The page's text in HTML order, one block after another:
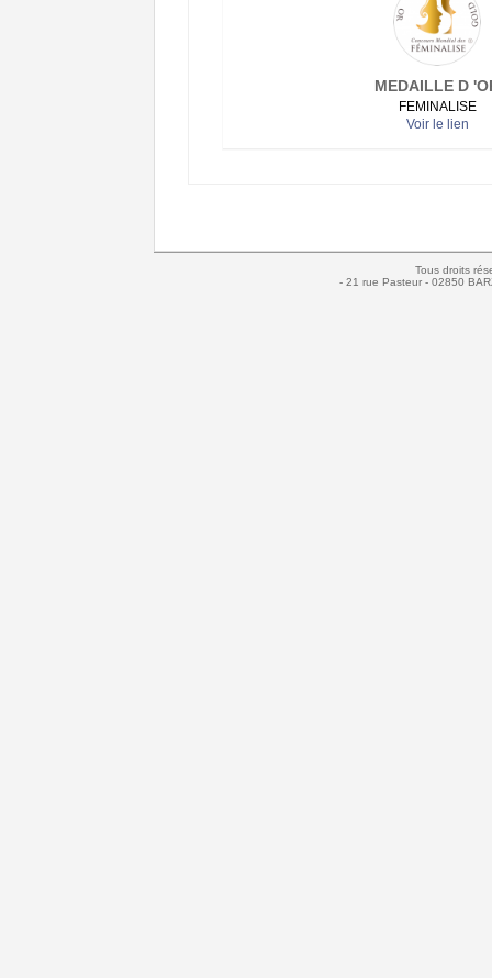
MEDAILLE D
FEMINALISE
Voir le lien
Tous droits
- 21 rue Pasteur - 02850